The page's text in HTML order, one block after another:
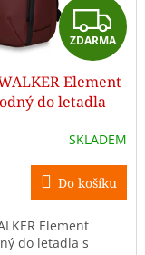
Z
D
A
R
M
A
ZDARMA
Element
do letadla
SKLADEM
Do košíku
Element
do letadla s